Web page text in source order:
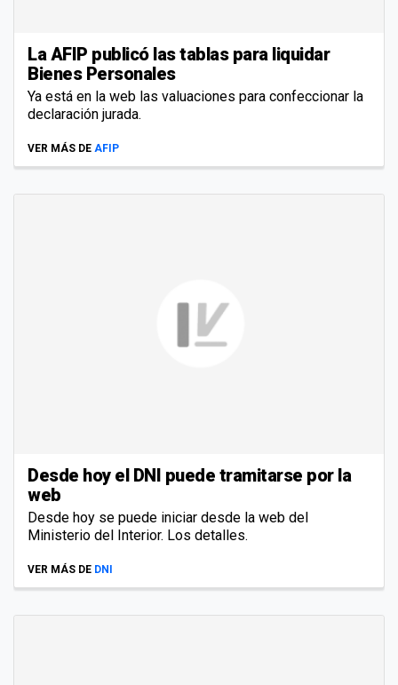
La AFIP publicó las tablas para liquidar
Bienes Personales
Ya está en la web las valuaciones para confeccionar la
declaración jurada.
VER MÁS DE AFIP
Desde hoy el DNI puede tramitarse por la
web
Desde hoy se puede iniciar desde la web del
Ministerio del Interior. Los detalles.
VER MÁS DE DNI